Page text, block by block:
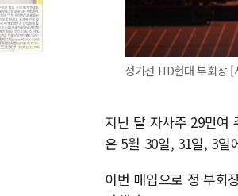
정기선 HD현대 부회장
지난 달 자사주 29만여
은 5월 30일, 31일, 3
이번 매입으로 정 부회